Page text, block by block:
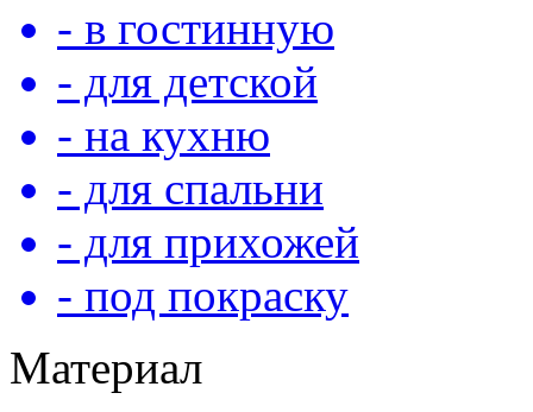
- в гостинную
- для детской
- на кухню
- для спальни
- для прихожей
- под покраску
Материал